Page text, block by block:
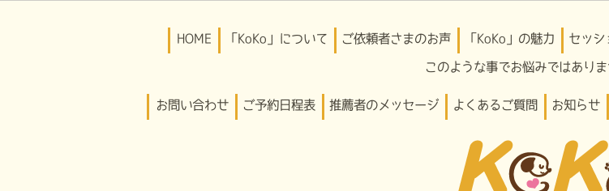
HOME 「KoKo」について ご依頼者さまのお声 「KoKo」の魅力 セッシ
このような事でお悩みではありま
お問い合わせ ご予約日程表 推薦者のメッセージ よくあるご質問 お知らせ